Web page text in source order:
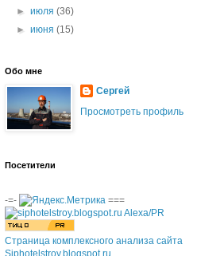
►июля(36)
►июня(15)
Обо мне
Сергей
Просмотреть профиль
Посетители
-=- ===
Страница комплексного анализа сайта
Siphotelstroy.blogspot.ru